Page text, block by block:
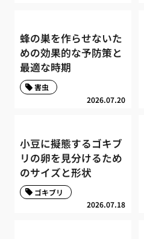
蜂の巣を作らせないた
めの効果的な予防策と
最適な時期
2026.07.20
害虫
小豆に擬態するゴキブ
リの卵を見分けるため
のサイズと形状
2026.07.18
ゴキブリ